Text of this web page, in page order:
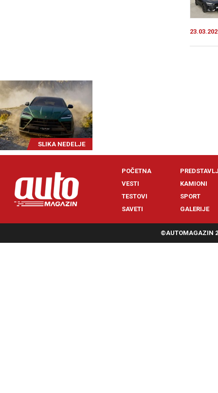
SLIKA NEDELJE
POČETNA
VESTI
TESTOVI
SAVETI
KAMIONI
SPORT
GALERIJE
©AUTOMAGAZIN